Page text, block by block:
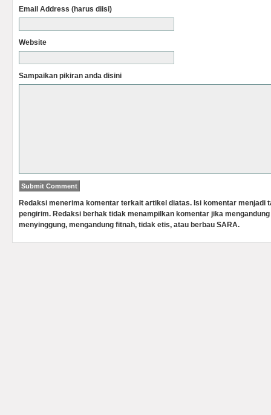
Email Address (harus diisi)
Website
Sampaikan pikiran anda disini
Redaksi menerima komentar terkait artikel diatas. Isi komentar menjadi
pengirim. Redaksi berhak tidak menampilkan komentar jika
menyinggung, mengandung fitnah, tidak etis, atau berbau SARA.